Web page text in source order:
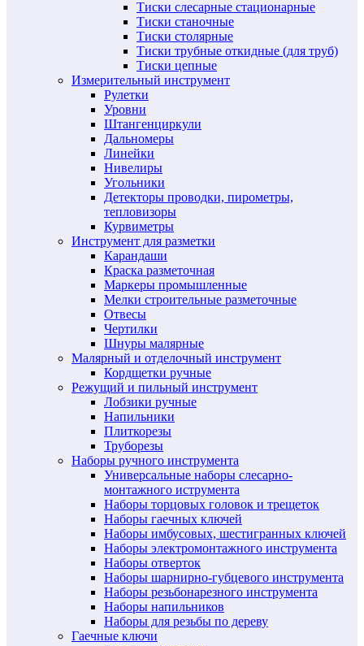
Тиски слесарные стационарные
Тиски станочные
Тиски столярные
Тиски трубные откидные (для труб)
Тиски цепные
Измерительный инструмент
Рулетки
Уровни
Штангенциркули
Дальномеры
Линейки
Нивелиры
Угольники
Детекторы проводки, пирометры,
тепловизоры
Курвиметры
Инструмент для разметки
Карандаши
Краска разметочная
Маркеры промышленные
Мелки строительные разметочные
Отвесы
Чертилки
Шнуры малярные
Малярный и отделочный инструмент
Кордщетки ручные
Режущий и пильный инструмент
Лобзики ручные
Напильники
Плиткорезы
Труборезы
Наборы ручного инструмента
Универсальные наборы слесарно-
монтажного иструмента
Наборы торцовых головок и трещеток
Наборы гаечных ключей
Наборы имбусовых, шестигранных ключей
Наборы электромонтажного инструмента
Наборы отверток
Наборы шарнирно-губцевого инструмента
Наборы резьбонарезного инструмента
Наборы напильников
Наборы для резьбы по дереву
Гаечные ключи